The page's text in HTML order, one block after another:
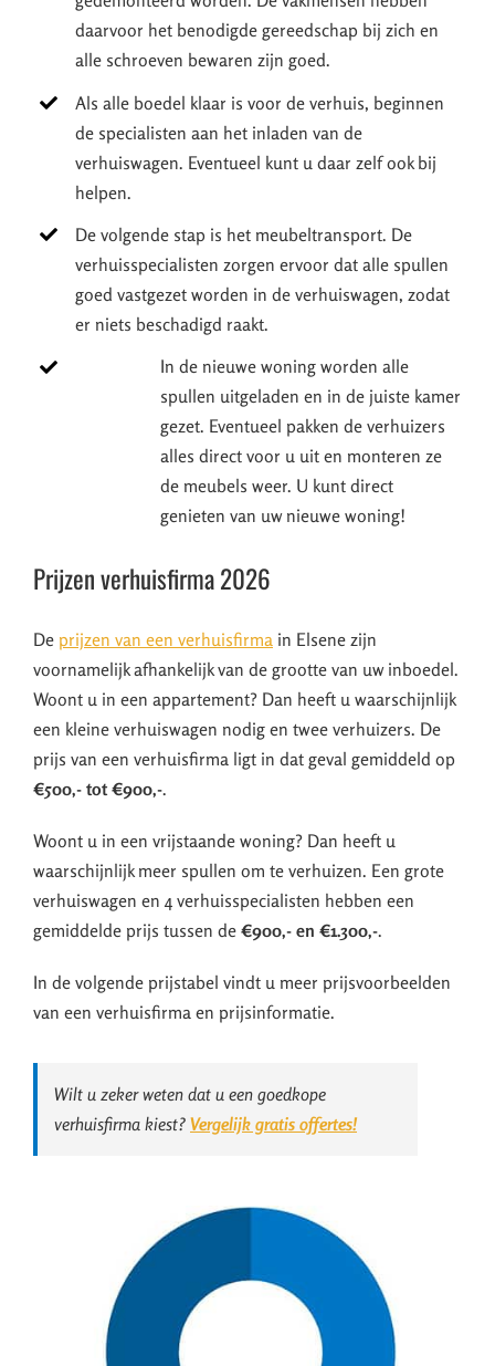
daarvoor het benodigde gereedschap bij zich en
alle schroeven bewaren zijn goed.
Als alle boedel klaar is voor de verhuis, beginnen
de specialisten aan het inladen van de
verhuiswagen. Eventueel kunt u daar zelf ook bij
helpen.
De volgende stap is het meubeltransport. De
verhuisspecialisten zorgen ervoor dat alle spullen
goed vastgezet worden in de verhuiswagen, zodat
er niets beschadigd raakt.
In de nieuwe woning worden alle
spullen uitgeladen en in de juiste kamer
gezet. Eventueel pakken de verhuizers
alles direct voor u uit en monteren ze
de meubels weer. U kunt direct
genieten van uw nieuwe woning!
Prijzen verhuisfirma 2026
De prijzen van een verhuisfirma in Elsene zijn
voornamelijk afhankelijk van de grootte van uw inboedel.
Woont u in een appartement? Dan heeft u waarschijnlijk
een kleine verhuiswagen nodig en twee verhuizers. De
prijs van een verhuisfirma ligt in dat geval gemiddeld op
€500,- tot €900,-.
Woont u in een vrijstaande woning? Dan heeft u
waarschijnlijk meer spullen om te verhuizen. Een grote
verhuiswagen en 4 verhuisspecialisten hebben een
gemiddelde prijs tussen de €900,- en €1.300,-.
In de volgende prijstabel vindt u meer prijsvoorbeelden
van een verhuisfirma en prijsinformatie.
Wilt u zeker weten dat u een goedkope
verhuisfirma kiest? Vergelijk gratis offertes!